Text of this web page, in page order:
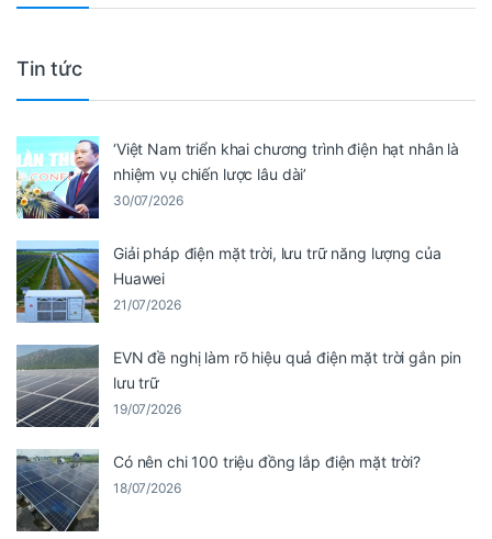
Tin tức
‘Việt Nam triển khai chương trình điện hạt nhân là
nhiệm vụ chiến lược lâu dài’
30/07/2026
Giải pháp điện mặt trời, lưu trữ năng lượng của
Huawei
21/07/2026
EVN đề nghị làm rõ hiệu quả điện mặt trời gắn pin
lưu trữ
19/07/2026
Có nên chi 100 triệu đồng lắp điện mặt trời?
18/07/2026